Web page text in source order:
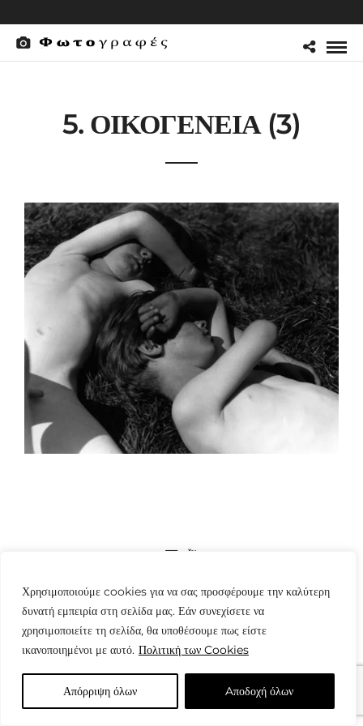
Χρησιμοποιούμε cookies για να σας προσφέρουμε την καλύτερη
δυνατή εμπειρία στη σελίδα μας. Εάν συνεχίσετε να
χρησιμοποιείτε τη σελίδα, θα υποθέσουμε πως είστε
ικανοποιημένοι με αυτό. Πολιτική των Cookies
Απόρριψη όλων Aποδοχή όλων
5. ΟΙΚΟΓΕΝΕΙΑ (3)
© Copyright: www.fotografes.gr - Δαμιανός Μωραΐτης